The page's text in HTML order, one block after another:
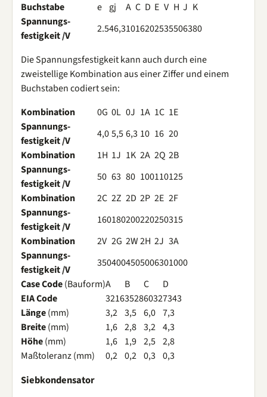
Buchstabe
e gj A C D E V H J K
Spannungs-
festigkeit /V
2.546,31016202535506380
Die Spannungsfestigkeit kann auch durch eine
zweistellige Kombination aus einer Ziffer und einem
Buchstaben codiert sein:
Kombination
0G 0L 0J 1A 1C 1E
Spannungs-
festigkeit /V
4,05,56,3 10 16 20
Kombination
1H 1J 1K 2A 2Q 2B
Spannungs-
festigkeit /V
50 63 80 100110125
Kombination
2C 2Z 2D 2P 2E 2F
Spannungs-
festigkeit /V
160180200220250315
Kombination
2V 2G 2W2H 2J 3A
Spannungs-
festigkeit /V
3504004505006301000
Case Code(Bauform)A B C
D
EIA Code
3216352860327343
Länge(mm) 3,2 3,5 6,0 7,3
Breite(mm) 1,6 2,8 3,2 4,3
Höhe(mm) 1,6 1,9 2,5 2,8
Maßtoleranz (mm)
0,2 0,2 0,3 0,3
Siebkondensator